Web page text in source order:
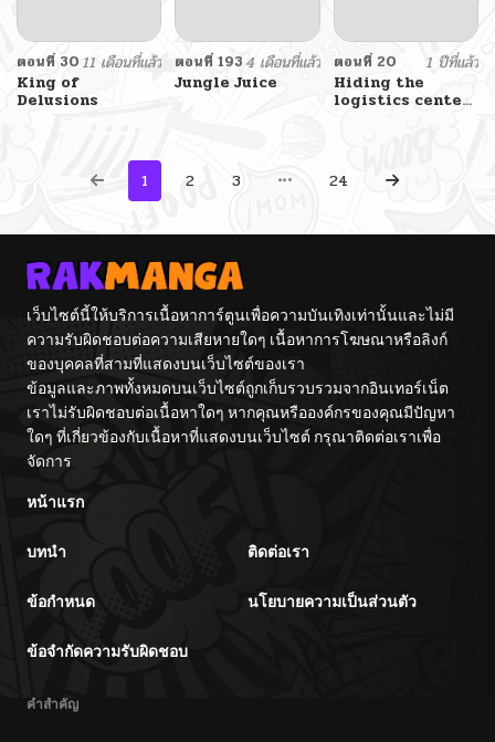
ตอนที่ 30 11 เดือนที่แล้ว
King of
Delusions
ตอนที่ 193 4 เดือนที่แล้ว
Jungle Juice
ตอนที่ 20
1 ปีที่แล้ว
Hiding the
logistics center
1 2 3 24
เว็บไซต์นี้ให้บริการเนื้อหาการ์ตูนเพื่อความบันเทิงเท่านั้นและไม่มี
ความรับผิดชอบต่อความเสียหายใดๆ เนื้อหาการโฆษณาหรือลิงก์
ของบุคคลที่สามที่แสดงบนเว็บไซต์ของเรา
ข้อมูลและภาพทั้งหมดบนเว็บไซต์ถูกเก็บรวบรวมจากอินเทอร์เน็ต
เราไม่รับผิดชอบต่อเนื้อหาใดๆ หากคุณหรือองค์กรของคุณมีปัญหา
ใดๆ ที่เกี่ยวข้องกับเนื้อหาที่แสดงบนเว็บไซต์ กรุณาติดต่อเราเพื่อ
จัดการ
หน้าแรก
บทนำ ติดต่อเรา
ข้อกำหนด นโยบายความเป็นส่วนตัว
ข้อจำกัดความรับผิดชอบ
คำสำคัญ